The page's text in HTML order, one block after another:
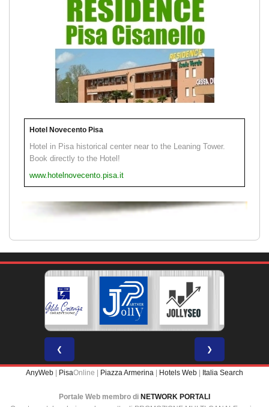
Hotel Novecento Pisa
Hotel in Pisa historical center near to the Leaning Tower.
Book directly to the Hotel!
www.hotelnovecento.pisa.it
❮ ❯
AnyWeb PisaOnline | Piazza Armerina Hotels Web Italia Search
Portale Web membro di NETWORK PORTALI